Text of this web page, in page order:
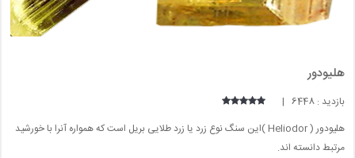
هلیودور
بازدید : 6448 |
هلیودور ( Heliodor )این سنگ نوع زرد یا زرد طلایی بریل است که همواره آنرا با خورشید
مرتبط دانسته اند.